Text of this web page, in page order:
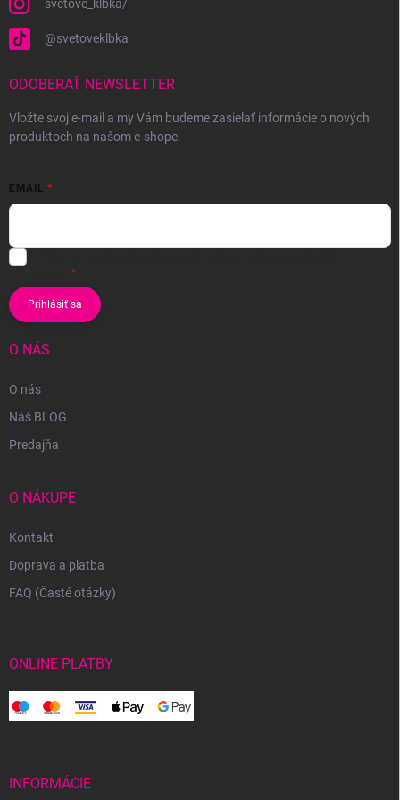
svetove_klbka/
@svetoveklbka
ODOBERAŤ NEWSLETTER
Vložte svoj e-mail a my Vám budeme zasielať informácie o nových
produktoch na našom e-shope.
EMAIL
Prihlásiť sa
O NÁS
O nás
Náš BLOG
Predajňa
O NÁKUPE
Kontakt
Doprava a platba
FAQ (Časté otázky)
ONLINE PLATBY
INFORMÁCIE